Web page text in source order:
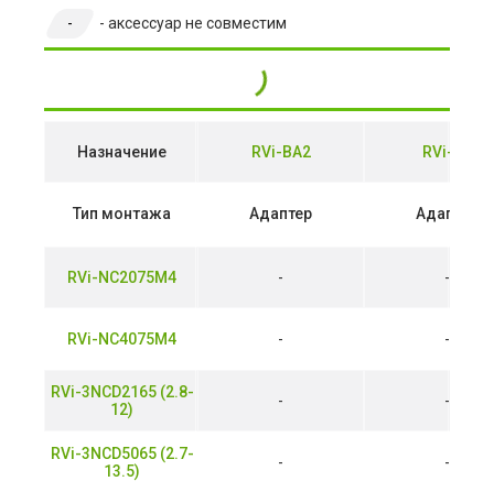
-
- аксессуар не совместим
Назначение
Тип монтажа
RVi-BA2 RVi-BA
Адаптер Адаптер
RVi-NC2075M4
RVi-NC4075M4
RVi-3NCD2165 (2.8-
12)
RVi-3NCD5065 (2.7-
13.5)
- -
- -
- -
- -